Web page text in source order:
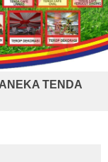
TENDA